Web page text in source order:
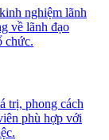
nghiệm lãnh
về lãnh đạo
chức.
trị, phong cách
phù hợp với